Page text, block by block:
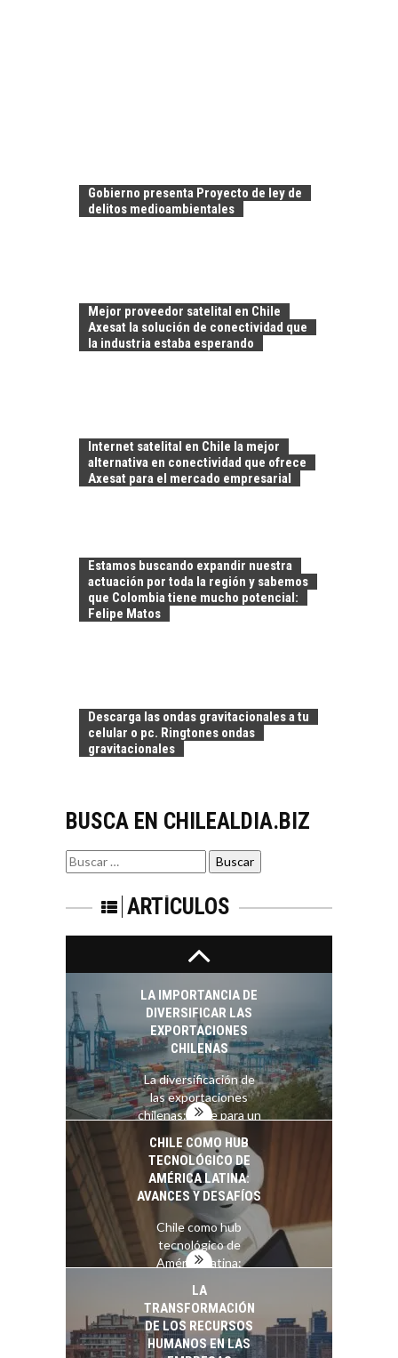
Gobierno presenta Proyecto de ley de
delitos medioambientales
Mejor proveedor satelital en Chile
Axesat la solución de conectividad que
la industria estaba esperando
Internet satelital en Chile la mejor
alternativa en conectividad que ofrece
Axesat para el mercado empresarial
Estamos buscando expandir nuestra
actuación por toda la región y sabemos
que Colombia tiene mucho potencial:
Felipe Matos
Descarga las ondas gravitacionales a tu
celular o pc. Ringtones ondas
gravitacionales
BUSCA EN CHILEALDIA.BIZ
Buscar
por:
ARTÍCULOS
DE LOS RECURSOS
HUMANOS EN LAS
EMPRESAS
recursos humanos en
las empresas…
PARA PYMES EN
CHILE:
ALTERNATIVAS MÁS
ALLÁ DEL CRÉDITO
alternativas que
trascienden el
crédito…
LOS SERVICIOS
DIGITALES
EXPORTADOS DESDE
exportaciones de
Chile:…
TURISMO EN EL
DESIERTO DE
OPORTUNIDADES
PARA EL
DESARROLLO LOCAL
Estratégico para el
Desarrollo Turístico…
LA IMPORTANCIA DE
DIVERSIFICAR LAS
EXPORTACIONES
CHILENAS
La diversificación de
las exportaciones
chilenas: clave para un
crecimiento…
CHILE COMO HUB
TECNOLÓGICO DE
AMÉRICA LATINA:
AVANCES Y DESAFÍOS
Chile como hub
tecnológico de
América Latina:
LA
TRANSFORMACIÓN
DE LOS RECURSOS
HUMANOS EN LAS